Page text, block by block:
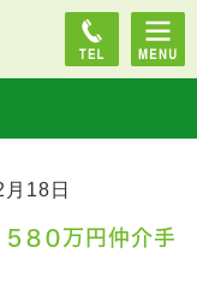
18日
８０万円仲介手